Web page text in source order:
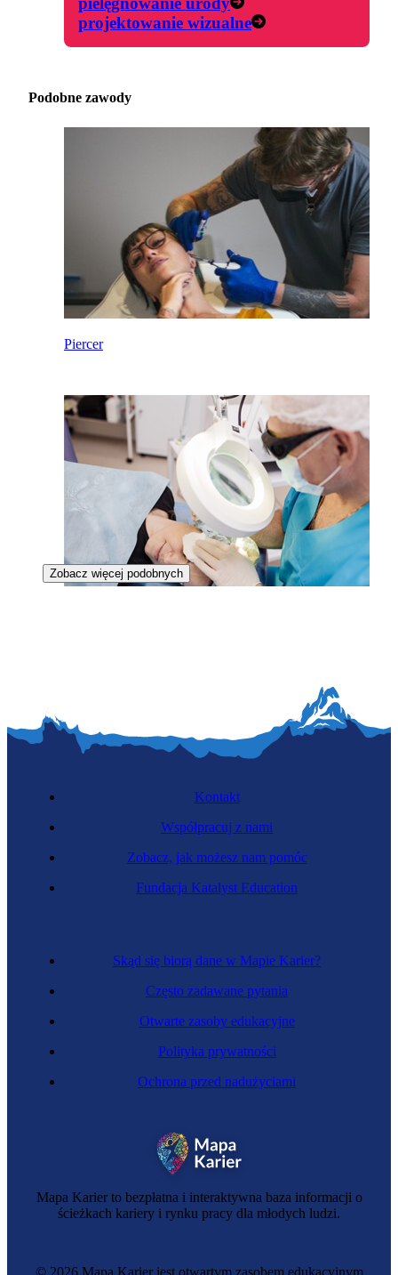
projektowanie wizualne
Podobne zawody
Piercer
Zobacz więcej podobnych
Mapa Karier to bezpłatna i interaktywna baza informacji o
ścieżkach kariery i rynku pracy dla młodych ludzi.
Skąd się biorą dane w Mapie Karier?
Często zadawane pytania
Otwarte zasoby edukacyjne
Polityka prywatności
Ochrona przed nadużyciami
Kontakt
Współpracuj z nami
Zobacz, jak możesz nam pomóc
Fundacja Katalyst Education